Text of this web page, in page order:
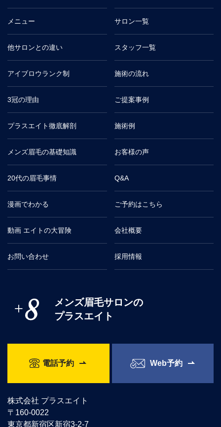
メンズ眉毛サロンの
プラスエイト
電話予約 Web予約
株式会社 プラスエイト
〒160-0022
東京都新宿区新宿3-2-7
メニュー サロン一覧
他サロンとの違い スタッフ一覧
アイブロウランク制 施術の流れ
3冠の理由 ご提案事例
プラスエイト徹底解剖 施術例
メンズ眉毛の基礎知識 お客様の声
20代の眉毛事情 Q&A
漫画でわかる ご予約はこちら
動画 エイトの大冒険 会社概要
お問い合わせ 採用情報